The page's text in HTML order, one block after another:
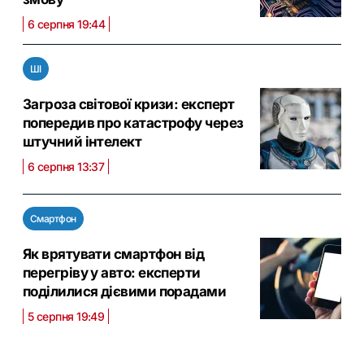
6 серпня 19:44
ШІ
Загроза світової кризи: експерт
попередив про катастрофу через
штучний інтелект
6 серпня 13:37
Смартфон
Як врятувати смартфон від
перегріву у авто: експерти
поділилися дієвими порадами
5 серпня 19:49